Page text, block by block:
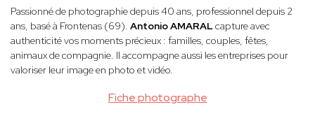
Fiche photographe
Passionné de photographie depuis 40 ans, professionnel depuis 2
ans, basé à Frontenas (69). Antonio AMARALcapture avec
authenticité vos moments précieux : familles, couples, fêtes,
animaux de compagnie. Il accompagne aussi les entreprises pour
valoriser leur image en photo et vidéo.